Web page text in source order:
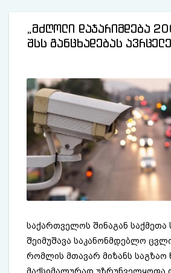
„მძღოლი დაჯარიმდება
შსს განცხადებას
საქართველოს შინაგან საქმეთა
შეიმუშავა საკანონმდებლო
რომლის მთავარ მიზანს საგზაო